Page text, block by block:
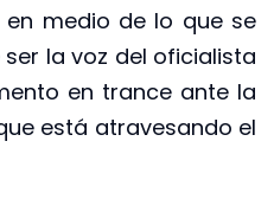
medio de lo que se
ser la voz del oficialista
en trance ante la
está atravesando el